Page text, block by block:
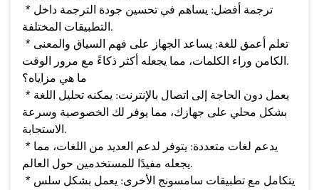
* ترجمة أفضل: يساهم في تحسين جودة الترجمة داخل
التطبيقات المختلفة.
* تعلم أعمق للغة: يساعد الجهاز على فهم السياق والمعنى
الكامن وراء الكلمات، مما يجعله أكثر ذكاءً مع مرور الوقت.
ما هي مزاياه؟
* يعمل دون الحاجة إلى اتصال بالإنترنت: يمكنه تحليل اللغة
بشكل محلي على جهازك، مما يوفر لك الخصوصية وسرعة
الاستجابة.
* يدعم لغات متعددة: يتوفر لدعم العديد من اللغات، مما
يجعله مفيدًا للمستخدمين حول العالم.
* يتكامل مع تطبيقات سامسونج الأخرى: يعمل بشكل سلس